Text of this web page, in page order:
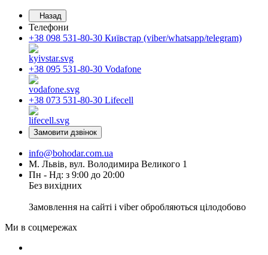
Назад
Телефони
+38 098 531-80-30 Київстар (viber/whatsapp/telegram)
+38 095 531-80-30 Vodafone
+38 073 531-80-30 Lifecell
Замовити дзвінок
info@bohodar.com.ua
М. Львів, вул. Володимира Великого 1
Пн - Нд: з 9:00 до 20:00
Без вихідних
Замовлення на сайті і viber обробляються цілодобово
Ми в соцмережах